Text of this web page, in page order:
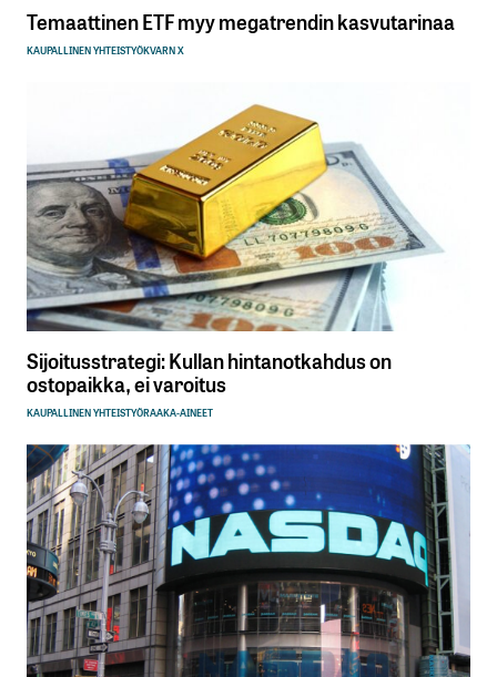
Temaattinen ETF myy megatrendin kasvutarinaa
KAUPALLINEN YHTEISTYÖKVARN X
Sijoitusstrategi: Kullan hintanotkahdus on
ostopaikka, ei varoitus
KAUPALLINEN YHTEISTYÖRAAKA-AINEET